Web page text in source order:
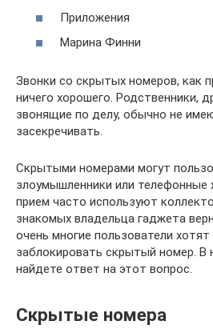
Приложения
Марина Финни
Звонки со скрытых номеров, как
ничего хорошего. Родственники,
звонящие по делу, обычно не
засекречивать.
Скрытыми номерами могут
злоумышленники или телефонные
прием часто используют
знакомых владельца гаджета
очень многие пользователи хотят
заблокировать скрытый номер. В
найдете ответ на этот вопрос.
Скрытые номера